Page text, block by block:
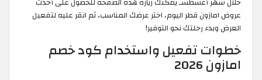
عروض امازون قطر اليوم، اختر عرضك المناسب، ثم انقر عليه لتفعيل
العرض وبدء رحلتك نحو التوفير!
خطوات تفعيل واستخدام كود خصم
امازون 2026